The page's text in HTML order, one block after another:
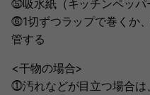
⓹吸水紙（キッチンペッパ
⓺1切ずつラップで巻くか
管する
<干物の場合>
⓵汚れなどが目立つ場合は